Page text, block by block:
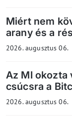
Miért nem
arany és a
2026. augusztus 06.
Az MI
csúcsra a
2026. augusztus 06.